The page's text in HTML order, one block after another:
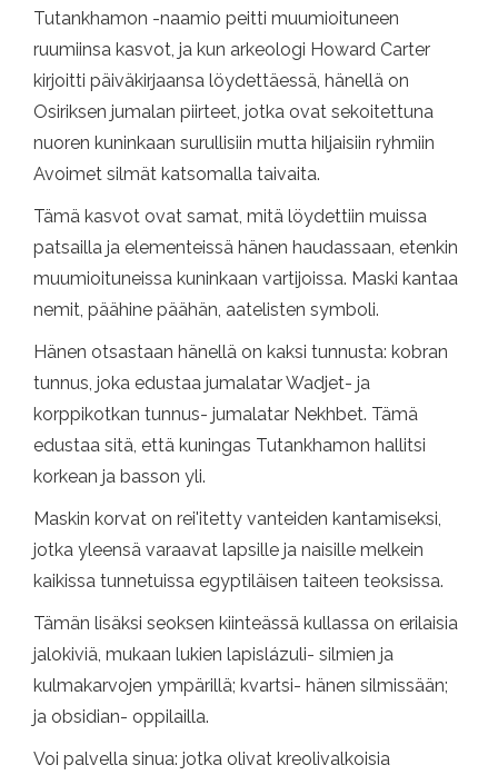
Tutankhamon -naamio peitti muumioituneen
ruumiinsa kasvot, ja kun arkeologi Howard Carter
kirjoitti päiväkirjaansa löydettäessä, hänellä on
Osiriksen jumalan piirteet, jotka ovat sekoitettuna
nuoren kuninkaan surullisiin mutta hiljaisiin ryhmiin
Avoimet silmät katsomalla taivaita.
Tämä kasvot ovat samat, mitä löydettiin muissa
patsailla ja elementeissä hänen haudassaan, etenkin
muumioituneissa kuninkaan vartijoissa. Maski kantaa
nemit, päähine päähän, aatelisten symboli.
Hänen otsastaan ​​hänellä on kaksi tunnusta: kobran
tunnus, joka edustaa jumalatar Wadjet- ja
korppikotkan tunnus- jumalatar Nekhbet. Tämä
edustaa sitä, että kuningas Tutankhamon hallitsi
korkean ja basson yli.
Maskin korvat on rei'itetty vanteiden kantamiseksi,
jotka yleensä varaavat lapsille ja naisille melkein
kaikissa tunnetuissa egyptiläisen taiteen teoksissa.
Tämän lisäksi seoksen kiinteässä kullassa on erilaisia ​​
jalokiviä, mukaan lukien lapislázuli- silmien ja
kulmakarvojen ympärillä; kvartsi- hänen silmissään;
ja obsidian- oppilailla.
Voi palvella sinua: jotka olivat kreolivalkoisia